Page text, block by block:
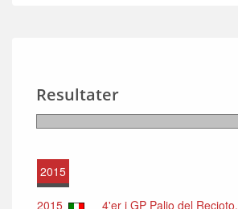
Resultater
2015
2015 4'er i GP Palio del Recioto,